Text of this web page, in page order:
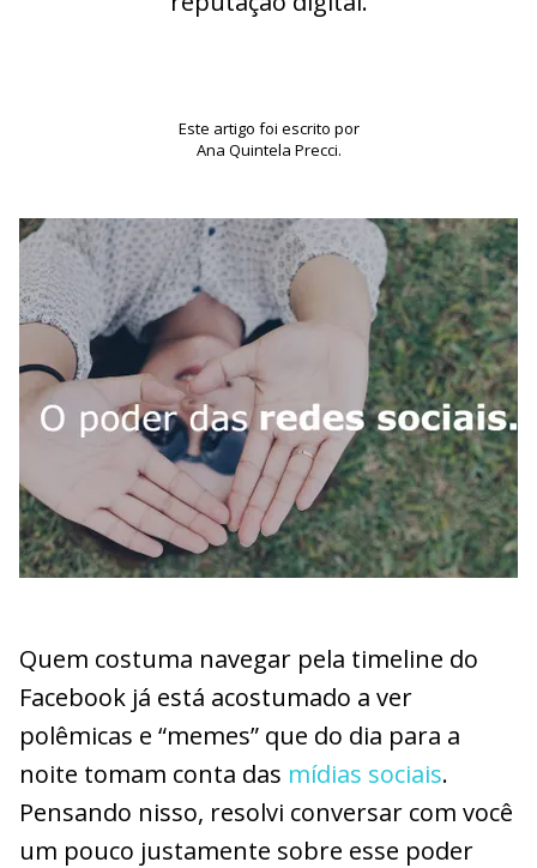
Este artigo foi escrito por
Ana Quintela Precci.
Quem costuma navegar pela timeline do
Facebook já está acostumado a ver
polêmicas e “memes” que do dia para a
noite tomam conta das mídias sociais.
Pensando nisso, resolvi conversar com você
um pouco justamente sobre esse poder